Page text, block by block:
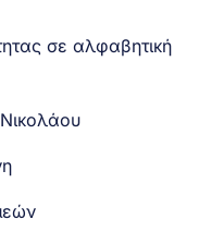
σε αλφαβητική